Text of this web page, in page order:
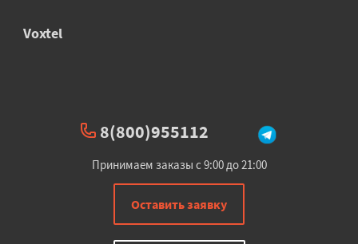
Voxtel
8(800)955112
Принимаем заказы с 9:00 до 21:00
Оставить заявку